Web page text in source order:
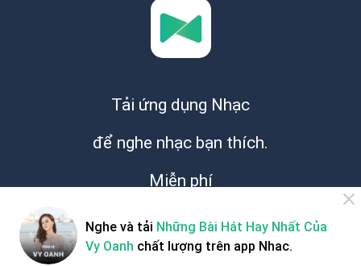
Tải ứng dụng Nhạc
để nghe nhạc bạn thích.
Miễn phí
Nghe và tải Những Bài Hát Hay Nhất Của
Vy Oanh chất lượng trên app Nhac.